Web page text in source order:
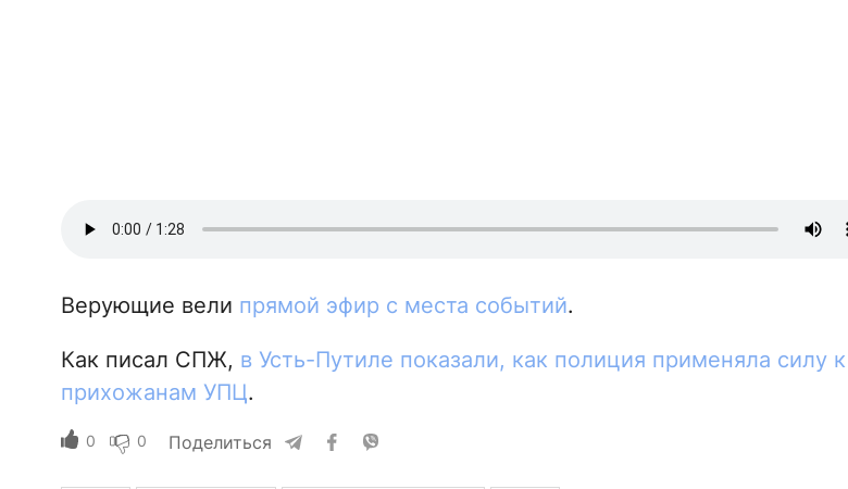
Верующие вели прямой эфир с места событий.
Как писал СПЖ, в Усть-Путиле показали, как полиция применяла силу к
прихожанам УПЦ.
0 0 Поделиться